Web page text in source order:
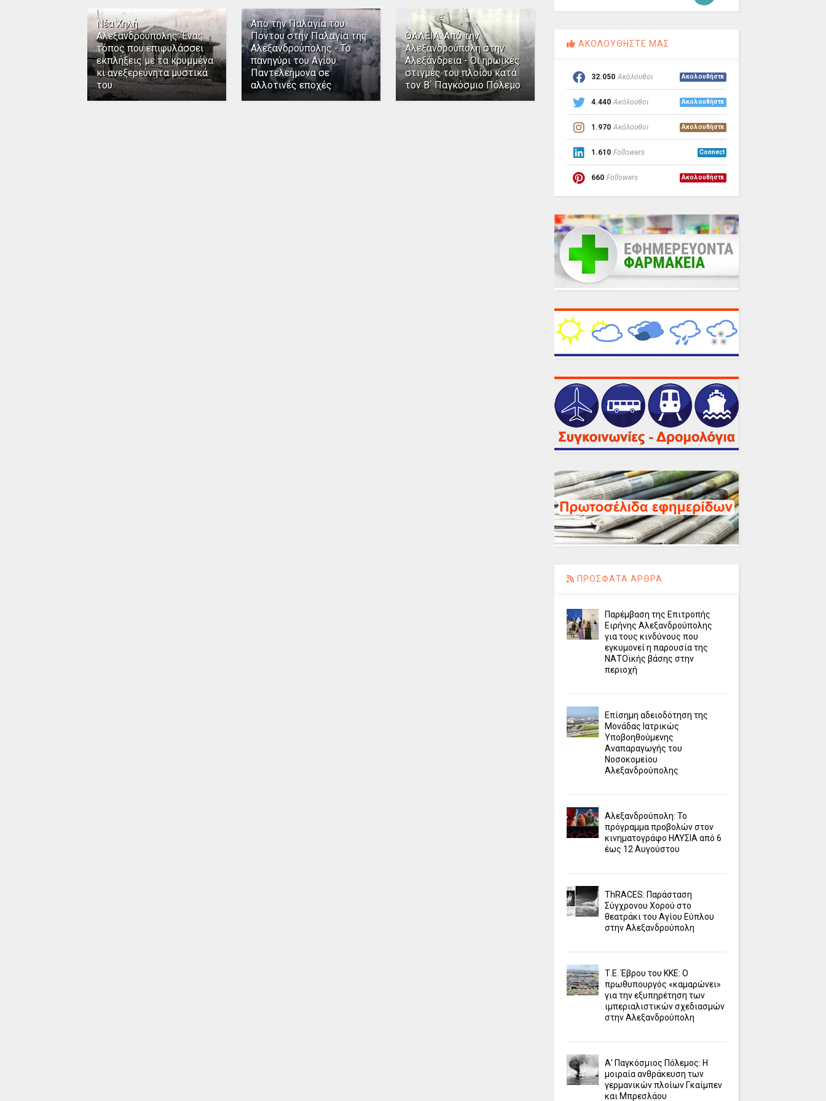
Νέα Χηλή
Αλεξανδρούπολης: Ένας
τόπος που επιφυλάσσει
εκπλήξεις με τα κρυμμένα
κι ανεξερεύνητα μυστικά
του
Από την Παλαγία του
Πόντου στην Παλαγία της
Αλεξανδρούπολης - Το
πανηγύρι του Αγίου
Παντελεήμονα σε
αλλοτινές εποχές
ΘΑΛΕΙΑ: Από την
Αλεξανδρούπολη στην
Αλεξάνδρεια - Οι ηρωικές
στιγμές του πλοίου κατά
τον Β΄ Παγκόσμιο Πόλεμο
ΑΚΟΛΟΥΘΗΣΤΕ ΜΑΣ
32.050 Ακόλουθοι Ακολουθήστε
4.440 Ακόλουθοι Ακολουθήστε
1.970 Ακόλουθοι Ακολουθήστε
1.610 Followers Connect
660 Followers Ακολουθήστε
ΠΡΟΣΦΑΤΑ ΑΡΘΡΑ
Παρέμβαση της Επιτροπής
Ειρήνης Αλεξανδρούπολης
για τους κινδύνους που
εγκυμονεί η παρουσία της
ΝΑΤΟϊκής βάσης στην
περιοχή
Επίσημη αδειοδότηση της
Μονάδας Ιατρικώς
Υποβοηθούμενης
Αναπαραγωγής του
Νοσοκομείου
Αλεξανδρούπολης
Αλεξανδρούπολη: Το
πρόγραμμα προβολών στον
κινηματογράφο ΗΛΥΣΙΑ από 6
έως 12 Αυγούστου
ΤhRACES: Παράσταση
Σύγχρονου Χορού στο
θεατράκι του Αγίου Εύπλου
στην Αλεξανδρούπολη
Τ.Ε. Έβρου του ΚΚΕ: Ο
πρωθυπουργός «καμαρώνει»
για την εξυπηρέτηση των
ιμπεριαλιστικών σχεδιασμών
στην Αλεξανδρούπολη
Α' Παγκόσμιος Πόλεμος: Η
μοιραία ανθράκευση των
γερμανικών πλοίων Γκαίμπεν
και Μπρεσλάου